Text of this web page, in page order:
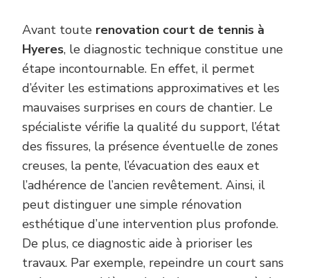
Avant toute renovation court de tennis à
Hyeres, le diagnostic technique constitue une
étape incontournable. En effet, il permet
d’éviter les estimations approximatives et les
mauvaises surprises en cours de chantier. Le
spécialiste vérifie la qualité du support, l’état
des fissures, la présence éventuelle de zones
creuses, la pente, l’évacuation des eaux et
l’adhérence de l’ancien revêtement. Ainsi, il
peut distinguer une simple rénovation
esthétique d’une intervention plus profonde.
De plus, ce diagnostic aide à prioriser les
travaux. Par exemple, repeindre un court sans